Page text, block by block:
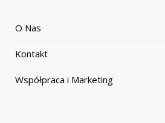
O Nas
Kontakt
Współpraca i Marketing